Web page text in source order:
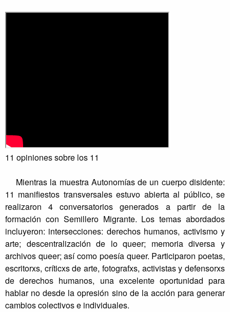
11 opiniones sobre los 11
Mientras la muestra Autonomías de un cuerpo disidente:
11 manifiestos transversales estuvo abierta al público, se
realizaron 4 conversatorios generados a partir de la
formación con Semillero Migrante. Los temas abordados
incluyeron: intersecciones: derechos humanos, activismo y
arte; descentralización de lo queer; memoria diversa y
archivos queer; así como poesía queer. Participaron poetas,
escritorxs, críticxs de arte, fotografxs, activistas y defensorxs
de derechos humanos, una excelente oportunidad para
hablar no desde la opresión sino de la acción para generar
cambios colectivos e individuales.